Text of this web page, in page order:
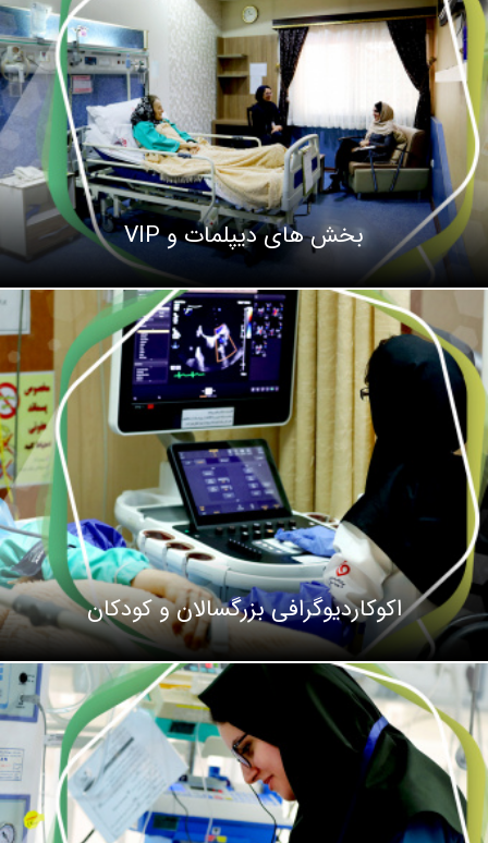
بخش های دیپلمات و VIP
اکوکاردیوگرافی بزرگسالان و کودکان